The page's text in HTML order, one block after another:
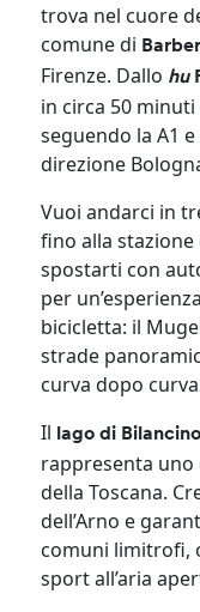
trova nel cuore
comune di
Firenze. Dallo hu
in circa 50 minuti
seguendo la A1
direzione
Vuoi andarci in
fino alla
spostarti con
per
bicicletta: il
strade
curva dopo
Il lago di Bilancino
rappresenta
della Toscana.
dell’Arno e
comuni limitrofi,
sport all’aria